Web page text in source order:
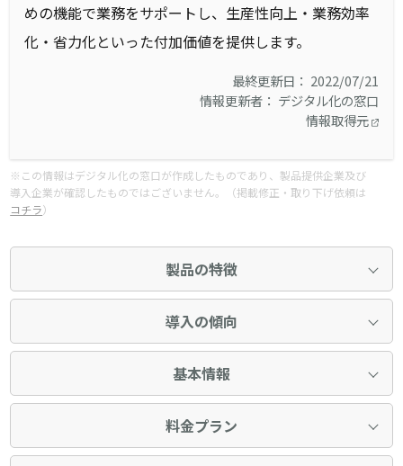
めの機能で業務をサポートし、生産性向上・業務効率
化・省力化といった付加価値を提供します。
最終更新日： 2022/07/21
情報更新者： デジタル化の窓口
情報取得元
※この情報はデジタル化の窓口が作成したものであり、製品提供企業及び
導入企業が確認したものではございません。（掲載修正・取り下げ依頼は
コチラ）
製品の特徴
導入の傾向
基本情報
料金プラン